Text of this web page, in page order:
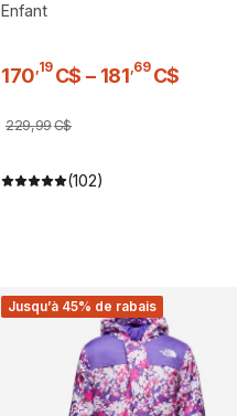
Enfant
170,19 C$ – 181,69 C$
229,99C$
(102)
Jusqu’à 45% de rabais